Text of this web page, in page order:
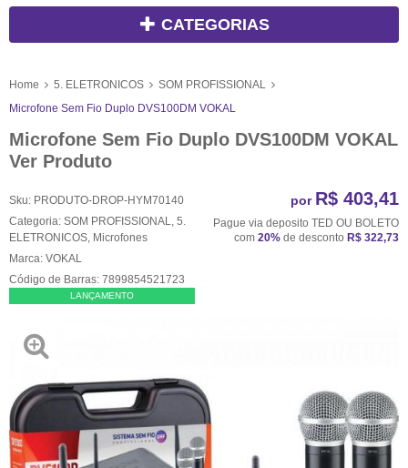
CATEGORIAS
Home 5. ELETRONICOS
SOM PROFISSIONAL
Microfone Sem Fio Duplo DVS100DM VOKAL
Microfone Sem Fio Duplo DVS100DM VOKAL
Ver Produto
Sku: PRODUTO-DROP-HYM70140
Categoria: SOM PROFISSIONAL
5.
ELETRONICOS Microfones
Marca: VOKAL
Código de Barras: 7899854521723
LANÇAMENTO
por R$ 403,41
Pague via deposito TED OU BOLETO
com 20% de desconto R$ 322,73